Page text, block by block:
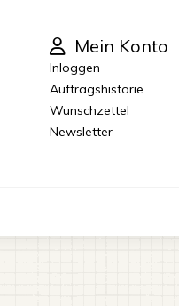
Mein Konto
Inloggen
Auftragshistorie
Wunschzettel
Newsletter